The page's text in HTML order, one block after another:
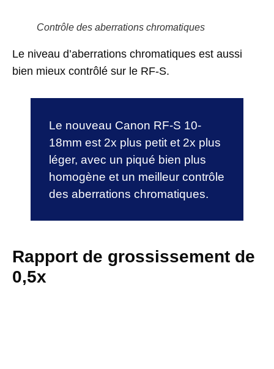
Contrôle des aberrations chromatiques
Le niveau d’aberrations chromatiques est aussi
bien mieux contrôlé sur le RF-S.
Le nouveau Canon RF-S 10-
18mm est 2x plus petit et 2x plus
léger, avec un piqué bien plus
homogène et un meilleur contrôle
des aberrations chromatiques.
Rapport de grossissement de
0,5x